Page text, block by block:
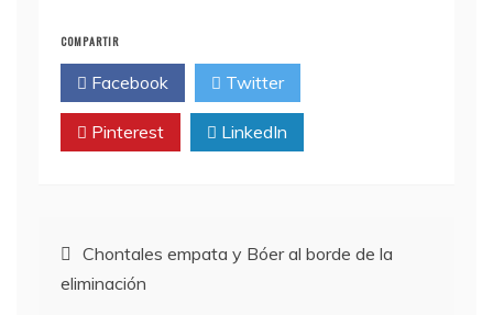
COMPARTIR
Facebook Twitter
Pinterest LinkedIn
Navegación
Chontales empata y Bóer al borde de la
eliminación